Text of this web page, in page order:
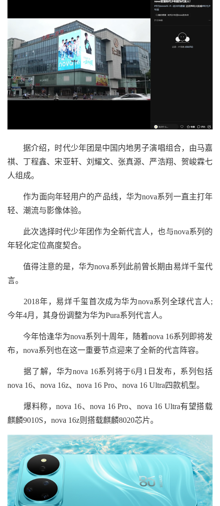
据介绍，时代少年团是中国内地男子演唱组合，由马嘉
祺、丁程鑫、宋亚轩、刘耀文、张真源、严浩翔、贺峻霖七
人组成。
作为面向年轻用户的产品线，华为nova系列一直主打年
轻、潮流与影像体验。
此次选择时代少年团作为全新代言人，也与nova系列的
年轻化定位高度契合。
值得注意的是，华为nova系列此前曾长期由易烊千玺代
言。
2018年，易烊千玺首次成为华为nova系列全球代言人;
今年4月，其身份调整为华为Pura系列代言人。
今年恰逢华为nova系列十周年，随着nova 16系列即将发
布，nova系列也在这一重要节点迎来了全新的代言阵容。
据了解，华为nova 16系列将于6月1日发布，系列包括
nova 16、nova 16z、nova 16 Pro、nova 16 Ultra四款机型。
爆料称，nova 16、nova 16 Pro、nova 16 Ultra有望搭载
麒麟9010S，nova 16z则搭载麒麟8020芯片。